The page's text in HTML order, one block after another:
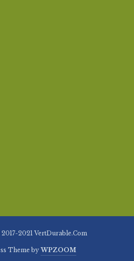
2021 VertDurable.Com
Theme by WPZOOM